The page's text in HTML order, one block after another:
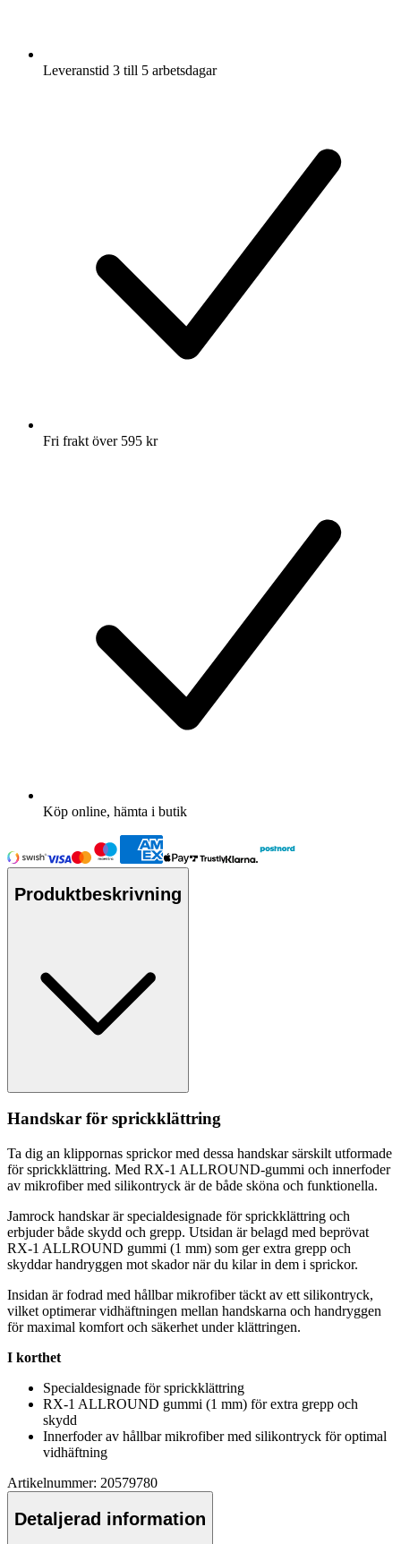
Leveranstid 3 till 5 arbetsdagar
Fri frakt över 595 kr
Köp online, hämta i butik
Produktbeskrivning
Handskar för sprickklättring
Ta dig an klippornas sprickor med dessa handskar särskilt utformade
för sprickklättring. Med RX-1 ALLROUND-gummi och innerfoder
av mikrofiber med silikontryck är de både sköna och funktionella.
Jamrock handskar är specialdesignade för sprickklättring och
erbjuder både skydd och grepp. Utsidan är belagd med beprövat
RX-1 ALLROUND gummi (1 mm) som ger extra grepp och
skyddar handryggen mot skador när du kilar in dem i sprickor.
Insidan är fodrad med hållbar mikrofiber täckt av ett silikontryck,
vilket optimerar vidhäftningen mellan handskarna och handryggen
för maximal komfort och säkerhet under klättringen.
I korthet
Specialdesignade för sprickklättring
RX-1 ALLROUND gummi (1 mm) för extra grepp och
skydd
Innerfoder av hållbar mikrofiber med silikontryck för optimal
vidhäftning
Artikelnummer: 20579780
Detaljerad information